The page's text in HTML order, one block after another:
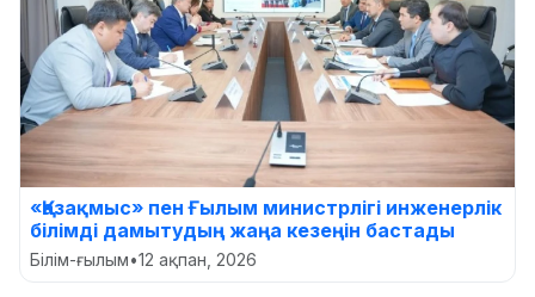
«Қазақмыс» пен Ғылым министрлігі инженерлік
білімді дамытудың жаңа кезеңін бастады
Білім-ғылым•12 ақпан, 2026